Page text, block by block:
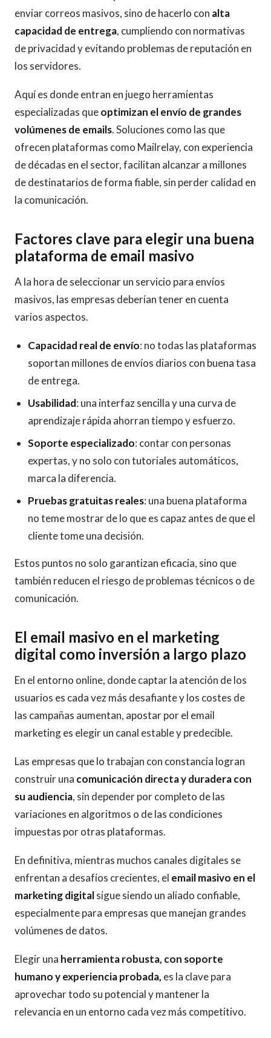
enviar correos masivos, sino de hacerlo con alta
capacidad de entrega, cumpliendo con normativas
de privacidad y evitando problemas de reputación en
los servidores.
Aquí es donde entran en juego herramientas
especializadas queoptimizan el envío de grandes
volúmenes de emails. Soluciones como las que
ofrecen plataformas como Mailrelay, con experiencia
de décadas en el sector, facilitan alcanzar a millones
de destinatarios de forma fiable, sin perder calidad en
la comunicación.
Factores clave para elegir una buena
plataforma de email masivo
A la hora de seleccionar un servicio para envíos
masivos, las empresas deberían tener en cuenta
varios aspectos.
Capacidad real de envío: no todas las plataformas
soportan millones de envíos diarios con buena tasa
de entrega.
Usabilidad: una interfaz sencilla y una curva de
aprendizaje rápida ahorran tiempo y esfuerzo.
Soporte especializado: contar con personas
expertas, y no solo con tutoriales automáticos,
marca la diferencia.
Pruebas gratuitas reales: una buena plataforma
no teme mostrar de lo que es capaz antes de que el
cliente tome una decisión.
Estos puntos no solo garantizan eficacia, sino que
también reducen el riesgo de problemas técnicos o de
comunicación.
El email masivo en el marketing
digital como inversión a largo plazo
En el entorno online, donde captar la atención de los
usuarios es cada vez más desafiante y los costes de
las campañas aumentan, apostar por el email
marketing es elegir un canal estable y predecible.
Las empresas que lo trabajan con constancia logran
construir una comunicación directa y duradera con
su audiencia, sin depender por completo de las
variaciones en algoritmos o de las condiciones
impuestas por otras plataformas.
En definitiva, mientras muchos canales digitales se
enfrentan a desafíos crecientes, el email masivo en el
marketing digitalsigue siendo un aliado confiable,
especialmente para empresas que manejan grandes
volúmenes de datos.
Elegir una herramienta robusta, con soporte
humano y experiencia probada, es la clave para
aprovechar todo su potencial y mantener la
relevancia en un entorno cada vez más competitivo.